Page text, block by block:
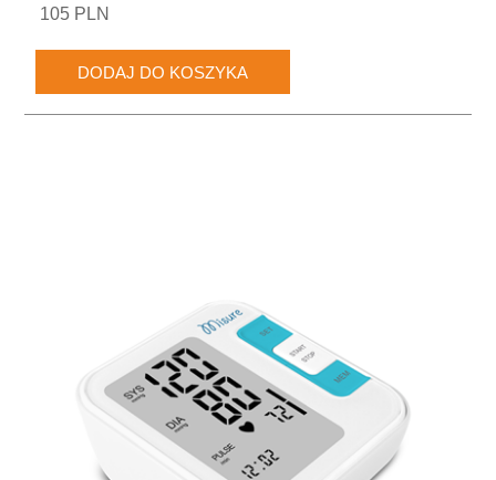
105 PLN